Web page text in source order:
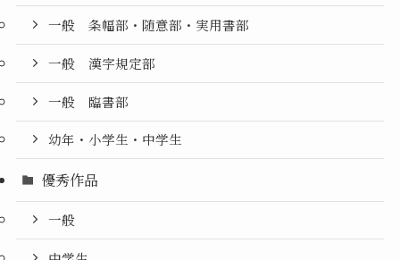
一般 条幅部・随意部・実用書部
一般 漢字規定部
一般 臨書部
幼年・小学生・中学生
優秀作品
一般